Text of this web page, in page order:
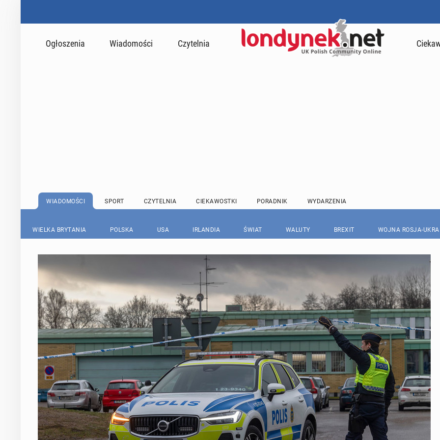
Ogłoszenia Wiadomości Czytelnia
WIADOMOŚCI SPORT CZYTELNIA CIEKAWOSTKI PORADNIK WYDARZENIA
WIELKA BRYTANIA POLSKA USA IRLANDIA ŚWIAT WALUTY BREXIT WOJNA ROSJA-